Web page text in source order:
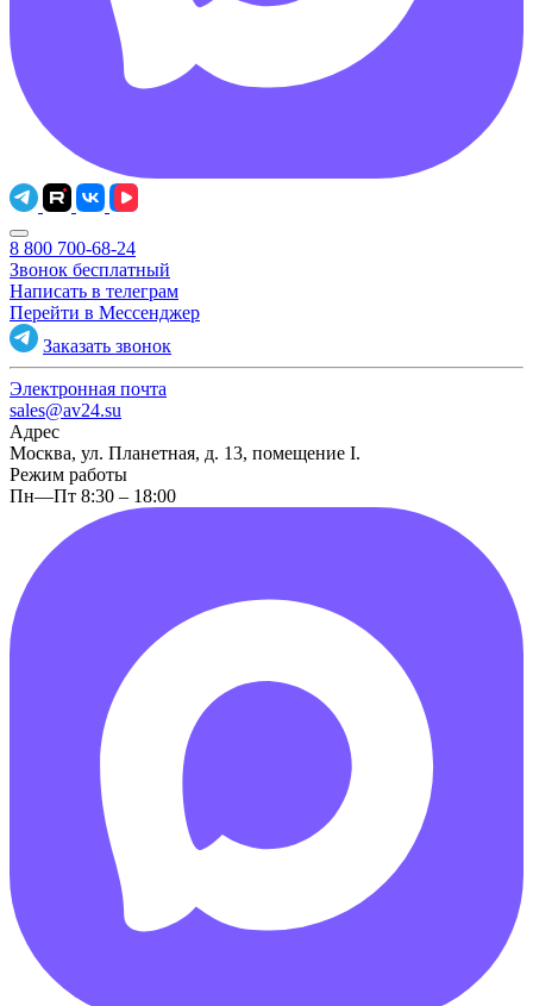
8 800 700-68-24
Звонок бесплатный
Написать в телеграм
Перейти в Мессенджер
Заказать звонок
Электронная почта
sales@av24.su
Адрес
Москва, ул. Планетная, д. 13, помещение I.
Режим работы
Пн—Пт 8:30 – 18:00